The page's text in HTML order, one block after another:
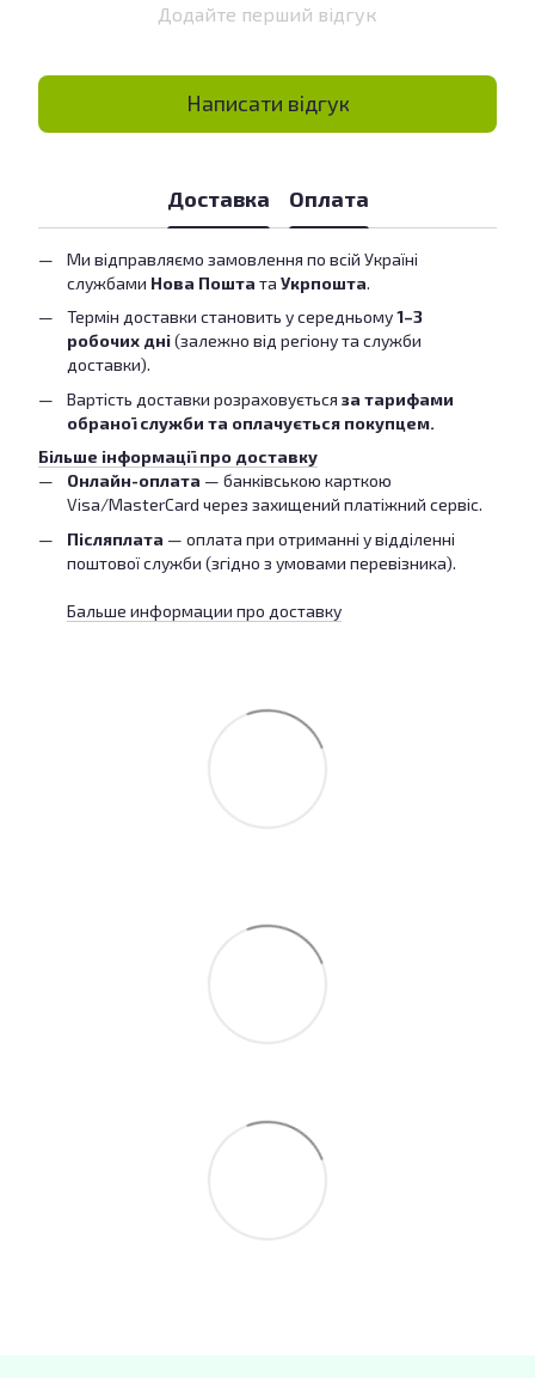
Додайте перший відгук
Написати відгук
Доставка Оплата
Ми відправляємо замовлення по всій Україні
службами Нова Пошта та Укрпошта.
Термін доставки становить у середньому1–3
робочих дні(залежно від регіону та служби
доставки).
Вартість доставки розраховується за тарифами
обраної служби та оплачується покупцем.
Більше інформації про доставку
Онлайн-оплата — банківською карткою
Visa/MasterCard через захищений платіжний сервіс.
Післяплата — оплата при отриманні у відділенні
поштової служби (згідно з умовами перевізника).
Бальше информации про доставку